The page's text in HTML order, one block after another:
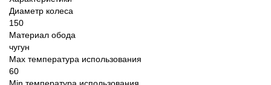
Диаметр колеса
150
Материал обода
чугун
Max температура использования
60